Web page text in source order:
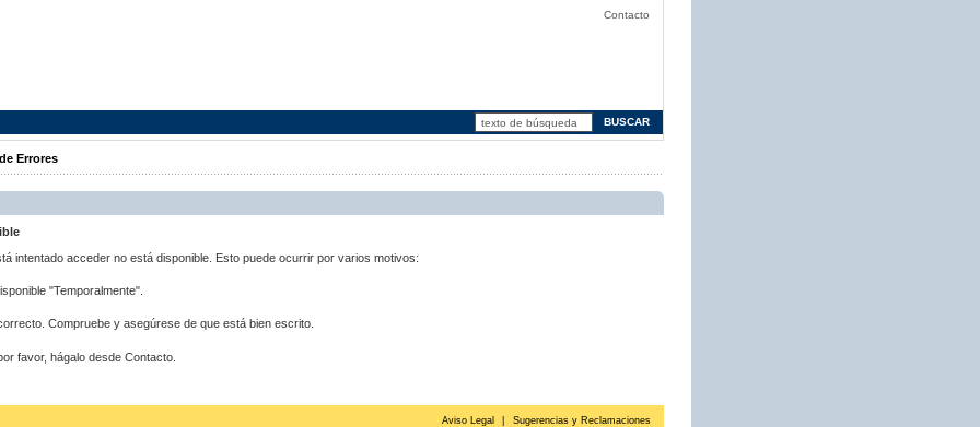
Contacto
Errores
intentado acceder no está disponible. Esto puede ocurrir por varios motivos:
"Temporalmente".
Compruebe y asegúrese de que está bien escrito.
favor, hágalo desde Contacto.
Aviso Legal Sugerencias y Reclamaciones